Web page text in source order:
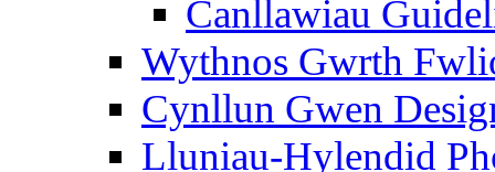
Canllawiau
Wythnos Gwrth
Cynllun Gwen
Lluniau-Hylendid